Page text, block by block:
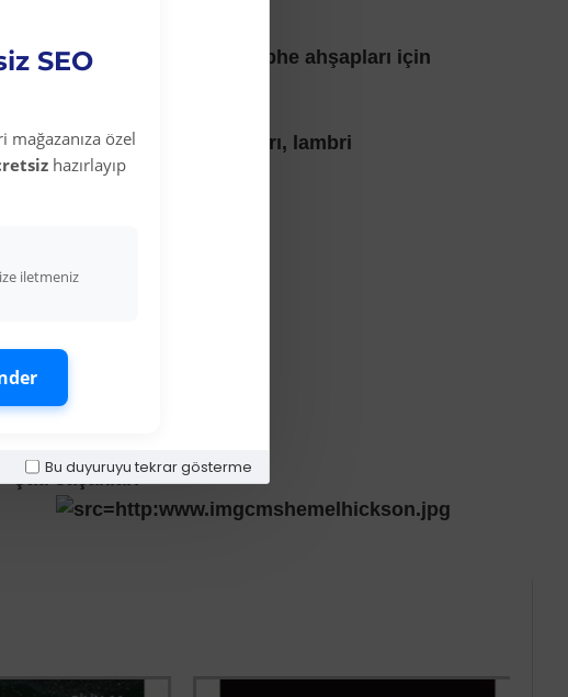
SEO
mağazanıza özel
hazırlayıp
iletmeniz
Bu duyuruyu tekrar gösterme
Alanları:
Zemin dışındaki tüm dış cephe ahşapları için
Kapı ve pencere doğramaları, lambri
Pergolalar
Çatı saçakları